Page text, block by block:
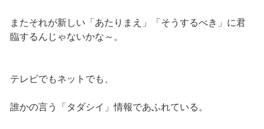
またそれが新しい「あたりまえ」「そうするべき」に君
臨するんじゃないかな～。
テレビでもネットでも、
誰かの言う「タダシイ」情報であふれている。